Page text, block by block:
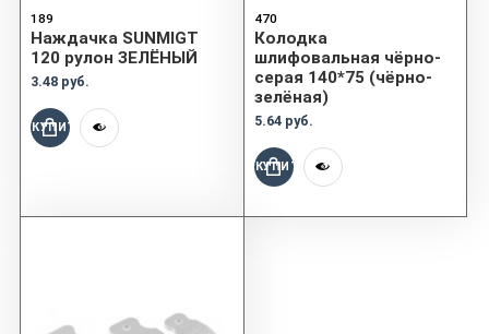
189
Наждачка SUNMIGT
120 рулон ЗЕЛЁНЫЙ
3.48 руб.
КУПИТЬ
470
Колодка
шлифовальная чёрно-
серая 140*75 (чёрно-
зелёная)
5.64 руб.
КУПИТЬ